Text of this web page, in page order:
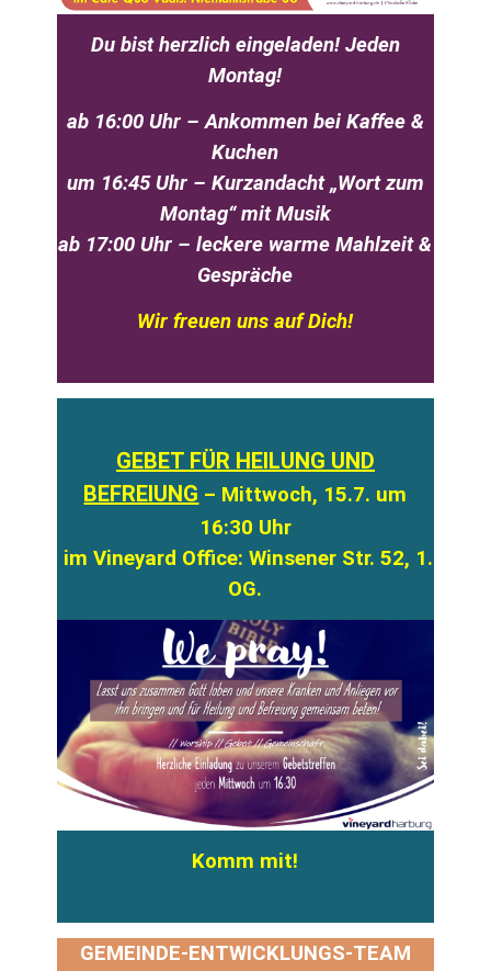
Du bist herzlich eingeladen! Jeden
Montag!
ab 16:00 Uhr – Ankommen bei Kaffee &
Kuchen
um 16:45 Uhr – Kurzandacht „Wort zum
Montag“ mit Musik
ab 17:00 Uhr – leckere warme Mahlzeit &
Gespräche
Wir freuen uns auf Dich!
GEBET FÜR HEILUNG UND
BEFREIUNG – Mittwoch, 15.7. um
16:30 Uhr
im Vineyard Office: Winsener Str. 52, 1.
OG.
Komm mit!
GEMEINDE-ENTWICKLUNGS-TEAM